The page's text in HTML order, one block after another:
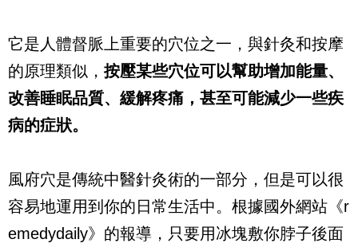
它是人體督脈上重要的穴位之一，與針灸和按摩
的原理類似， 按壓某些穴位可以幫助增加能量、
改善睡眠品質、緩解疼痛，甚至可能減少一些疾
病的症狀。
風府穴是傳統中醫針灸術的一部分，但是可以很
容易地運用到你的日常生活中。根據國外網站《r
emedydaily》的報導，只要用冰塊敷你脖子後面